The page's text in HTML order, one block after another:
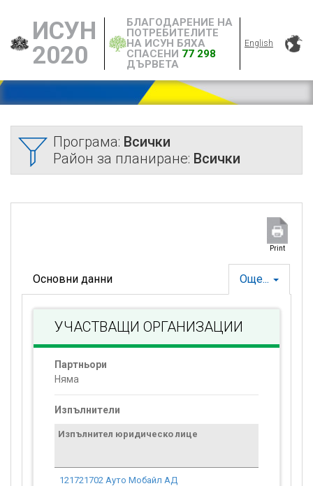
ИСУН
2020
БЛАГОДАРЕНИЕ НА
ПОТРЕБИТЕЛИТЕ
НА ИСУН БЯХА
СПАСЕНИ 77 298
ДЪРВЕТА
English
Програма: Всички
Район за планиране: Всички
Print
Още...
Основни данни
УЧАСТВАЩИ ОРГАНИЗАЦИИ
Партньори
Няма
Изпълнители
Изпълнител юридическо лице
121721702 Ауто Мобайл АД